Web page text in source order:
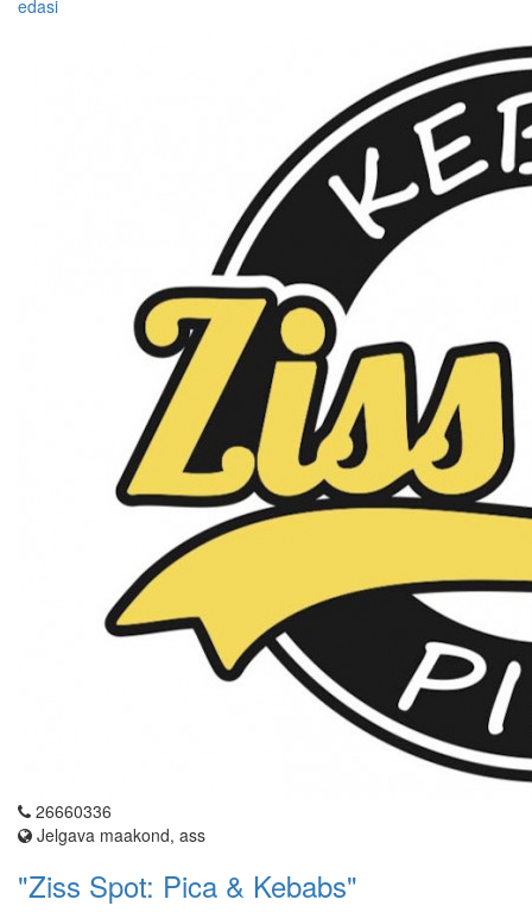
edasi
26660336
Jelgava maakond, ass
"Ziss Spot: Pica & Kebabs"